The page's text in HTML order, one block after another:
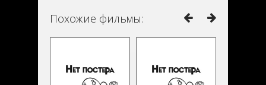
Похожие фильмы: